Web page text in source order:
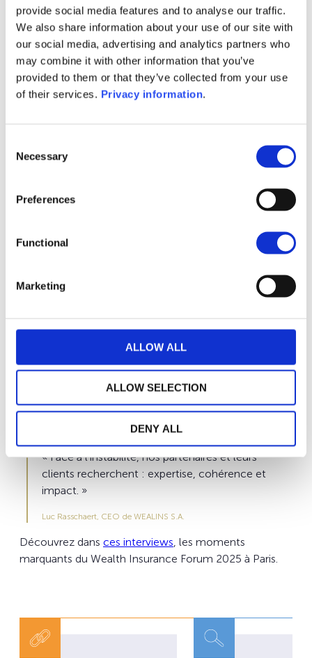
provide social media features and to analyse our traffic.
We also share information about your use of our site with
our social media, advertising and analytics partners who
may combine it with other information that you’ve
provided to them or that they’ve collected from your use
of their services. Privacy information.
Selection
Necessary
Preferences
Functional
Marketing
ALLOW ALL
ALLOW SELECTION
DENY ALL
de la clientèle patrimoniale, de plus en plus mobile et
internationale.
Transmission d’entreprise : un enjeu clé
La transmission d’entreprise a été au cœur des
patrimoine familial et entrepreneurial.
sociétales qui redessinent notre avenir, soulignant les
sur les marchés européens, et l’hyper-innovation
Engagement pour la durabilité
Enfin, l’impact investing s’impose comme un levier
“Sustainability4all” en partenariat avec Candriam,
reflétant l’engagement croissant du secteur pour une
finance plus responsable et durable.
« Face à l’instabilité, nos partenaires et leurs
clients recherchent : expertise, cohérence et
impact. »
Luc Rasschaert, CEO de WEALINS S.A.
Découvrez dans ces interviews , les moments
marquants du Wealth Insurance Forum 2025 à Paris.